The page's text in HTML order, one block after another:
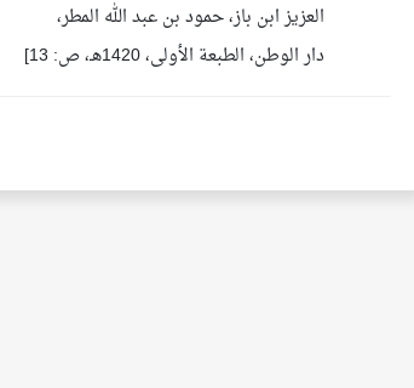
العزيز ابن باز، حمود بن عبد الله المطر،
دار الوطن، الطبعة الأولى، 1420هـ، ص: 13]